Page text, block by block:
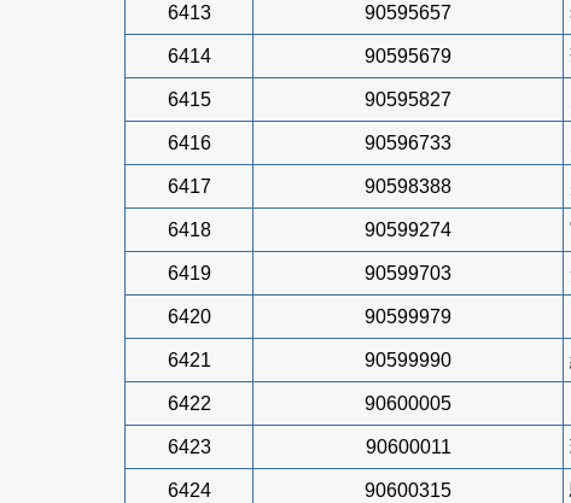
6413 90595657
6414 90595679
6415 90595827
6416 90596733
6417 90598388
6418 90599274
6419 90599703
6420 90599979
6421 90599990
6422 90600005
6423 90600011
6424 90600315